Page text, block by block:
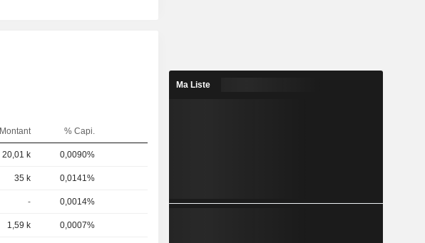
Montant % Capi.
20,01 k 0,0090%
35 k 0,0141%
- 0,0014%
1,59 k 0,0007%
Ma Liste